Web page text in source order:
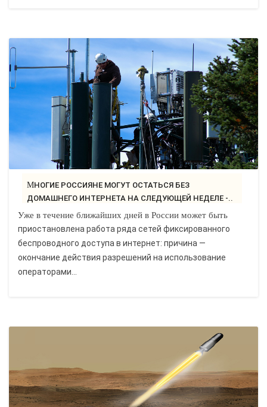
МНОГИЕ РОССИЯНЕ МОГУТ ОСТАТЬСЯ БЕЗ
ДОМАШНЕГО ИНТЕРНЕТА НА СЛЕДУЮЩЕЙ НЕДЕЛЕ -..
Уже в течение ближайших дней в России может быть
приостановлена работа ряда сетей фиксированного
беспроводного доступа в интернет: причина —
окончание действия разрешений на использование
операторами...